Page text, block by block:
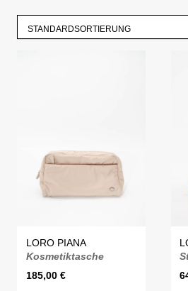
STANDARDSORTIERUNG
LORO PIANA
Kosmetiktasche
185,00 €